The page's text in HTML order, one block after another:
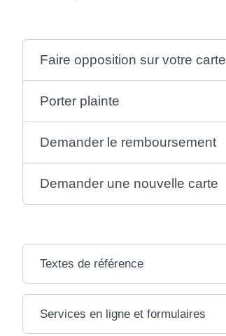
Faire opposition sur votre carte
Porter plainte
Demander le remboursement
Demander une nouvelle carte
Textes de référence
Services en ligne et formulaires